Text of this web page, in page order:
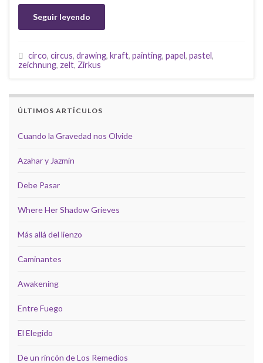
Seguir leyendo
circo, circus, drawing, kraft, painting, papel, pastel,
zeichnung, zelt, Zirkus
ÚLTIMOS ARTÍCULOS
Cuando la Gravedad nos Olvide
Azahar y Jazmín
Debe Pasar
Where Her Shadow Grieves
Más allá del lienzo
Caminantes
Awakening
Entre Fuego
El Elegido
De un rincón de Los Remedios